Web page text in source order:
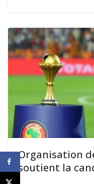
Organisation
soutient la